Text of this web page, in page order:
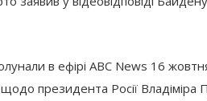
в ефірі ABC News 16
президента Росії Владіміра